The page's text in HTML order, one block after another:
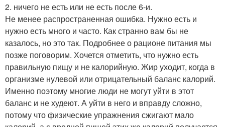
2. ничего не есть или не есть после 6-и.
Не менее распространенная ошибка. Нужно есть и
нужно есть много и часто. Как странно вам бы не
казалось, но это так. Подробнее о рационе питания мы
позже поговорим. Хочется отметить, что нужно есть
правильную пищу и не калорийную. Жир уходит, когда в
организме нулевой или отрицательный баланс калорий.
Именно поэтому многие люди не могут уйти в этот
баланс и не худеют. А уйти в него и вправду сложно,
потому что физические упражнения сжигают мало